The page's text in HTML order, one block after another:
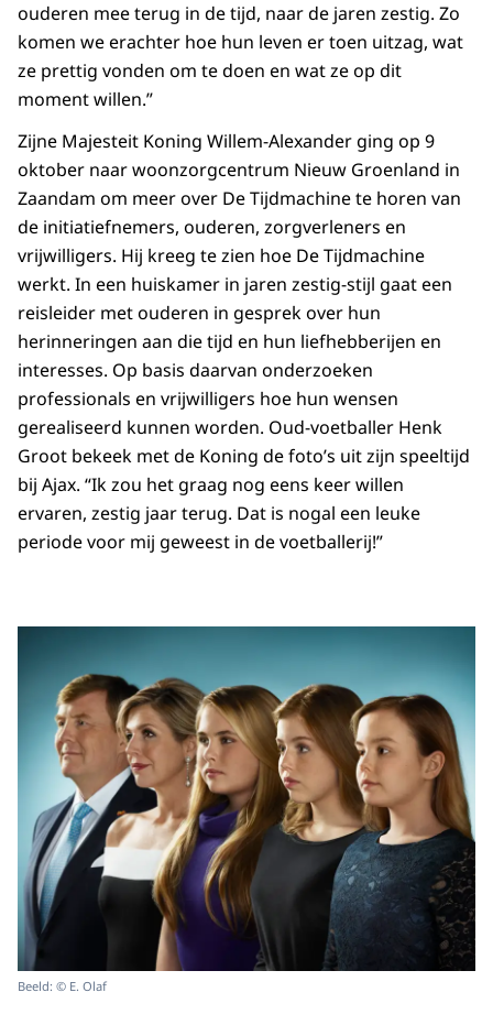
ouderen mee terug in de tijd, naar de jaren zestig. Zo
komen we erachter hoe hun leven er toen uitzag, wat
ze prettig vonden om te doen en wat ze op dit
moment willen.”
Zijne Majesteit Koning Willem-Alexander ging op 9
oktober naar woonzorgcentrum Nieuw Groenland in
Zaandam om meer over De Tijdmachine te horen van
de initiatiefnemers, ouderen, zorgverleners en
vrijwilligers. Hij kreeg te zien hoe De Tijdmachine
werkt. In een huiskamer in jaren zestig-stijl gaat een
reisleider met ouderen in gesprek over hun
herinneringen aan die tijd en hun liefhebberijen en
interesses. Op basis daarvan onderzoeken
professionals en vrijwilligers hoe hun wensen
gerealiseerd kunnen worden. Oud-voetballer Henk
Groot bekeek met de Koning de foto’s uit zijn speeltijd
bij Ajax. “Ik zou het graag nog eens keer willen
ervaren, zestig jaar terug. Dat is nogal een leuke
periode voor mij geweest in de voetballerij!”
Beeld: © E. Olaf